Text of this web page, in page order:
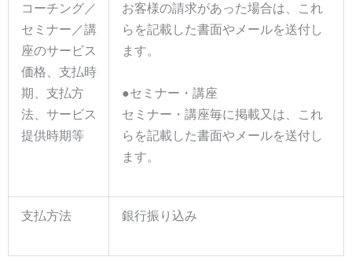
コーチング／
セミナー／講
座のサービス
価格、支払時
期、支払方
法、サービス
提供時期等
お客様の請求があった場合は、これ
らを記載した書面やメールを送付し
ます。
●セミナー・講座
セミナー・講座毎に掲載又は、これ
らを記載した書面やメールを送付し
ます。
支払方法 銀行振り込み